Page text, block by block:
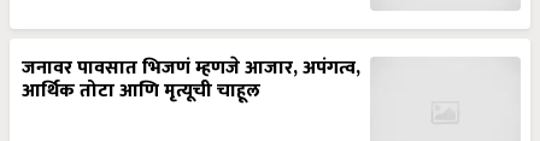
जनावर पावसात भिजणं म्हणजे आजार, अपंगत्व,
आर्थिक तोटा आणि मृत्यूची चाहूल